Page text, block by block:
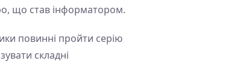
що став інформатором.
повинні пройти серію
складні